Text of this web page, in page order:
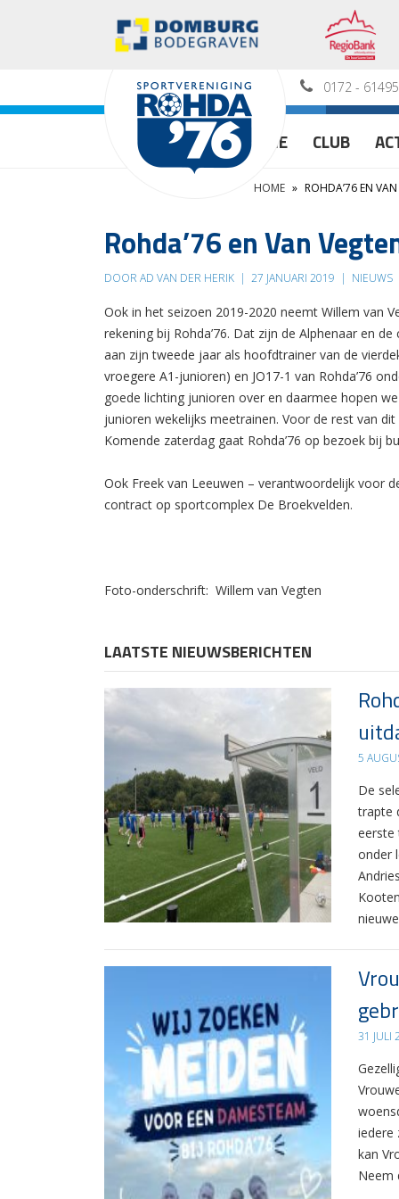
0172 -
HOME CLUB
HOME » ROHDA’76 EN
Rohda’76 en Van
DOOR AD VAN DER HERIK | 27 JANUARI 2019 | NIEUWS
Ook in het seizoen 2019-2020 neemt Willem van
rekening bij Rohda’76. Dat zijn de Alphenaar en
aan zijn tweede jaar als hoofdtrainer van de
vroegere A1-junioren) en JO17-1 van Rohda’76
goede lichting junioren over en daarmee hopen
junioren wekelijks meetrainen. Voor de rest van dit
Komende zaterdag gaat Rohda’76 op bezoek bij
Ook Freek van Leeuwen – verantwoordelijk voor
contract op sportcomplex De Broekvelden.
Foto-onderschrift: Willem van Vegten
LAATSTE NIEUWSBERICHTEN
5
De
trapte
eerste
onder
31 JULI
iedere
kan
Neem